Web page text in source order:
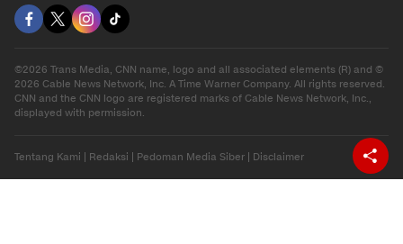
©2026 Trans Media, CNN name, logo and all associated elements (R) and ©
2026 Cable News Network, Inc. A Time Warner Company. All rights reserved.
CNN and the CNN logo are registered marks of Cable News Network, Inc.,
displayed with permission.
Tentang Kami Redaksi Pedoman Media Siber Disclaimer